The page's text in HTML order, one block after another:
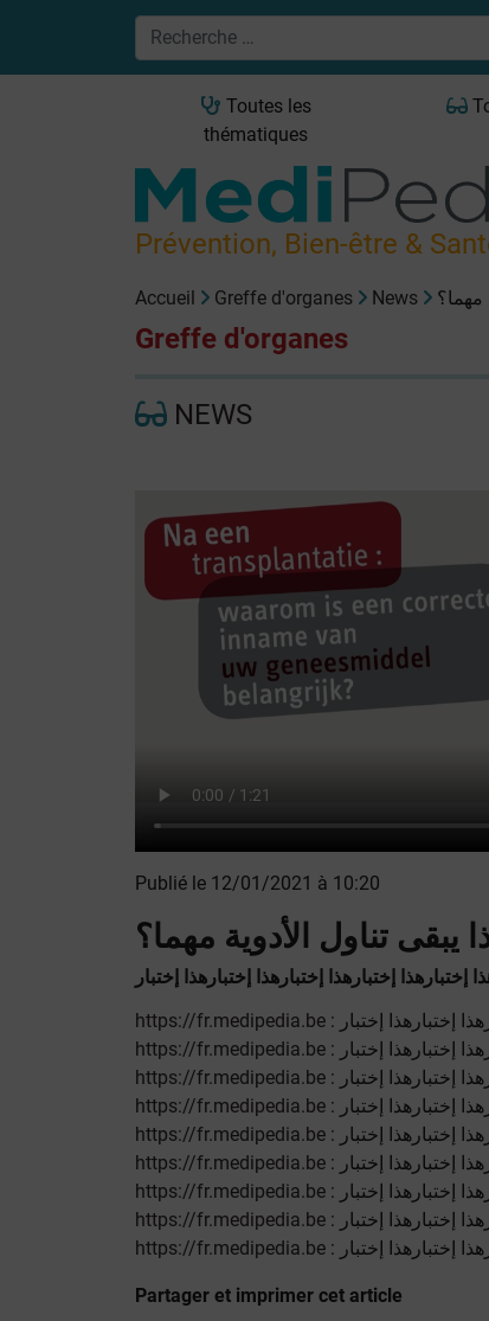
Toutes les
thématiques
Prévention, Bien-être &
Accueil Greffe d'organes News مهما؟
Greffe d'organes
NEWS
Publié le 12/01/2021 à 10:20
يبقى تناول الأدوية مهما؟
إختبارهذا إختبارهذا إختبارهذا إختبارهذا إختبار
https://fr.medipedia.be
https://fr.medipedia.be
https://fr.medipedia.be
https://fr.medipedia.be
https://fr.medipedia.be
https://fr.medipedia.be
https://fr.medipedia.be
https://fr.medipedia.be
https://fr.medipedia.be
Partager et imprimer cet article